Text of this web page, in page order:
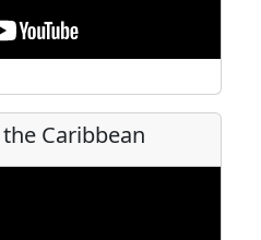
Caribbean